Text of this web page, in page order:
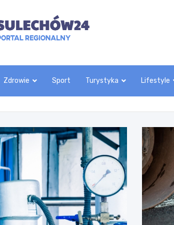
Zdrowie Sport Turystyka Lifestyle